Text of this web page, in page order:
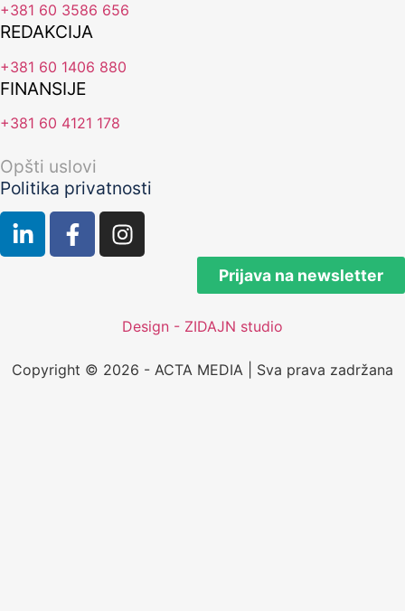
+381 60 3586 656
REDAKCIJA
+381 60 1406 880
FINANSIJE
+381 60 4121 178
Opšti uslovi
Politika privatnosti
Prijava na newsletter
Design - ZIDAJN studio
Copyright © 2026 - ACTA MEDIA | Sva prava zadržana